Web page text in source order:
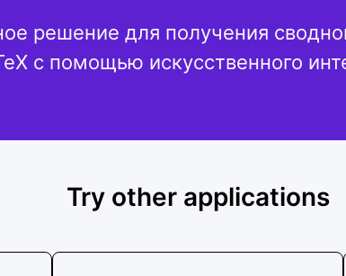
решение для получения
с помощью искусственного
Try other applications